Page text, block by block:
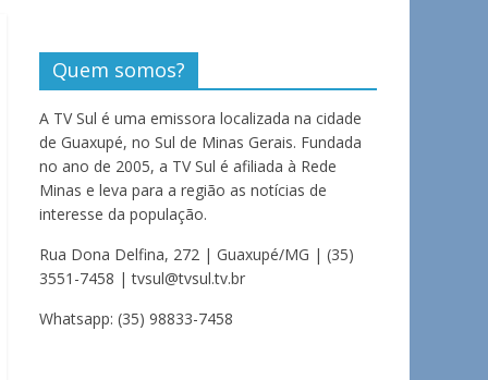
Quem somos?
A TV Sul é uma emissora localizada na cidade
de Guaxupé, no Sul de Minas Gerais. Fundada
no ano de 2005, a TV Sul é afiliada à Rede
Minas e leva para a região as notícias de
interesse da população.
Rua Dona Delfina, 272 | Guaxupé/MG | (35)
3551-7458 | tvsul@tvsul.tv.br
Whatsapp: (35) 98833-7458